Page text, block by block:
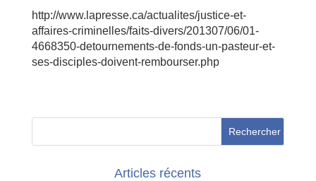
http://www.lapresse.ca/actualites/justice-et-
affaires-criminelles/faits-divers/201307/06/01-
4668350-detournements-de-fonds-un-pasteur-et-
ses-disciples-doivent-rembourser.php
Articles récents